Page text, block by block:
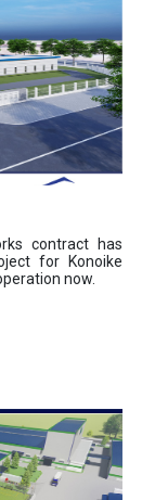
contract has
for Konoike
now.